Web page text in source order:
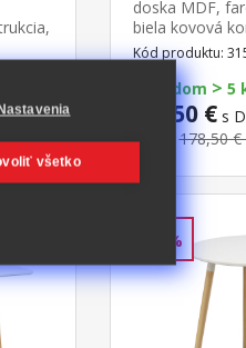
doska MDF,
biela kovová
prevedenie
materiál masív
plastové
krytkou
Kód produktu:
Skladom > 5
89,50 €s
-49%
178,50
-42%
všetko